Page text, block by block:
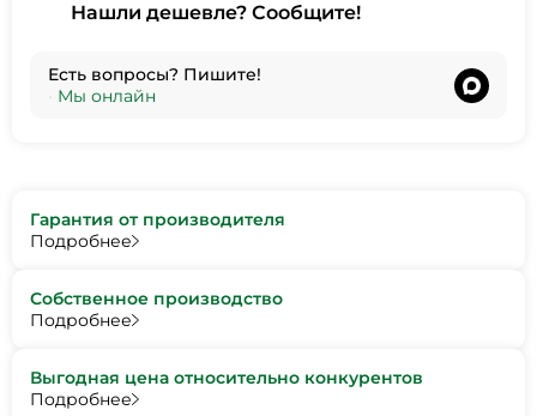
Нашли дешевле? Сообщите!
Есть вопросы? Пишите!
• Мы онлайн
Гарантия от производителя
Подробнее
Собственное производство
Подробнее
Выгодная цена относительно конкурентов
Подробнее